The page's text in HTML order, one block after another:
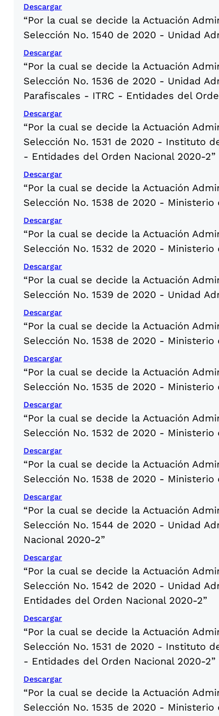
Descargar
“Por la cual se decide la Actuación
Selección No. 1540 de 2020 - Unidad
Descargar
“Por la cual se decide la Actuación
Selección No. 1536 de 2020 - Unidad
Parafiscales - ITRC - Entidades del
Descargar
“Por la cual se decide la Actuación
Selección No. 1531 de 2020 - Instituto
- Entidades del Orden Nacional 2020-2”
Descargar
“Por la cual se decide la Actuación
Selección No. 1538 de 2020 -
Descargar
“Por la cual se decide la Actuación
Selección No. 1532 de 2020 -
Descargar
“Por la cual se decide la Actuación
Selección No. 1539 de 2020 - Unidad
Descargar
“Por la cual se decide la Actuación
Selección No. 1538 de 2020 -
Descargar
“Por la cual se decide la Actuación
Selección No. 1535 de 2020 -
Descargar
“Por la cual se decide la Actuación
Selección No. 1532 de 2020 -
Descargar
“Por la cual se decide la Actuación
Selección No. 1538 de 2020 -
Descargar
“Por la cual se decide la Actuación
Selección No. 1544 de 2020 - Unidad
Nacional 2020-2”
Descargar
“Por la cual se decide la Actuación
Selección No. 1542 de 2020 - Unidad
Entidades del Orden Nacional 2020-2”
Descargar
“Por la cual se decide la Actuación
Selección No. 1531 de 2020 - Instituto
- Entidades del Orden Nacional 2020-2”
Descargar
“Por la cual se decide la Actuación
Selección No. 1535 de 2020 -